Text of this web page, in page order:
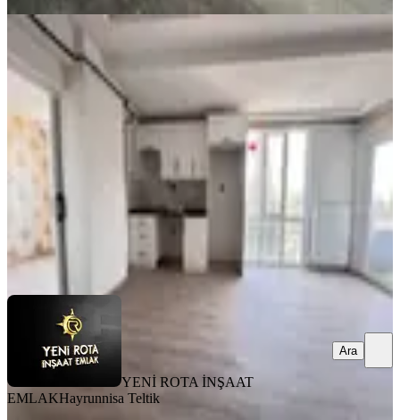
MANZARALI
Yeni Rota'dan Yeni Yapı Lüx 2+0
Satılık Daire
Dulkadiroğlu, Bahçeli Evler Mahallesi
2+0·80 m²·3. Kat 31.07.2026
2.850.000 ₺
YENİ ROTA İNŞAAT EMLAK
Ara
YENİ ROTA İNŞAAT
EMLAKHayrunnisa Teltik
Ara